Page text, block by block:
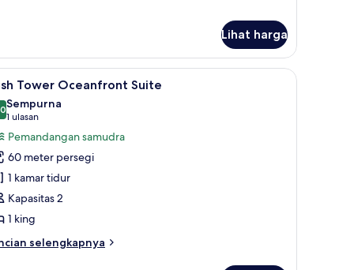
Lihat harga
Seprai antialergi, minibar, brankas, dan tirai
7 Tower Oceanfront Suite
dari 10
Sempurna
1 ulasan
(1
ulasan)
Pemandangan samudra
60 meter persegi
1 kamar tidur
Kapasitas 2
1 king
selengkapnya